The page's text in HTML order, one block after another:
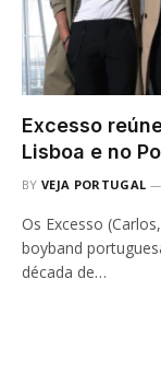
Excesso
Lisboa e no
BY VEJA PORTUGAL
Os Excesso
boyband
década de…